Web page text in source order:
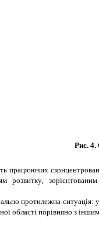
Рис. 4.
працюючих
розвитку,
протилежна
області порівняно з